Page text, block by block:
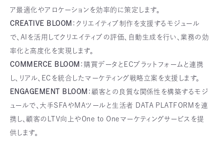
ア最適化やアロケーションを効率的に策定します。
CREATIVE BLOOM ：クリエイティブ制作を支援するモジュール
で、AIを活用してクリエイティブの評価、自動生成を行い、業務の効
率化と高度化を実現します。
COMMERCE BLOOM ：購買データとECプラットフォームと連携
し、リアル、ECを統合したマーケティング戦略立案を支援します。
ENGAGEMENT BLOOM ：顧客との良質な関係性を構築するモジ
ュールで、大手SFAやMAツールと生活者 DATA PLATFORMを連
携し、顧客のLTV向上やOne to Oneマーケティングサービスを提
供します。